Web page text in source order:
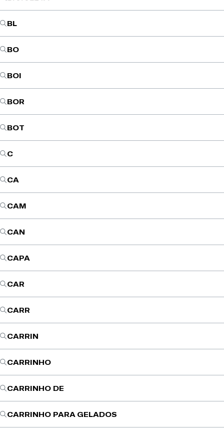
BL
BO
BOI
BOR
BOT
C
CA
CAM
CAN
CAPA
CAR
CARR
CARRIN
CARRINHO
CARRINHO DE
CARRINHO PARA GELADOS